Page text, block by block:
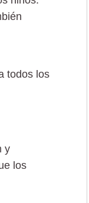
todos los
y
los